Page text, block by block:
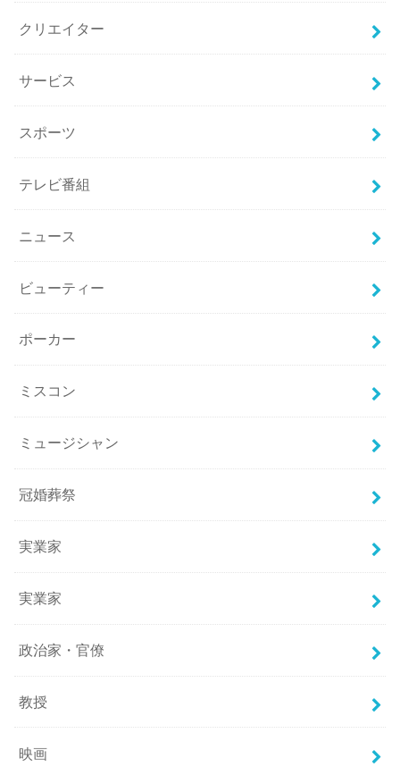
クリエイター
サービス
スポーツ
テレビ番組
ニュース
ビューティー
ポーカー
ミスコン
ミュージシャン
冠婚葬祭
実業家
実業家
政治家・官僚
教授
映画